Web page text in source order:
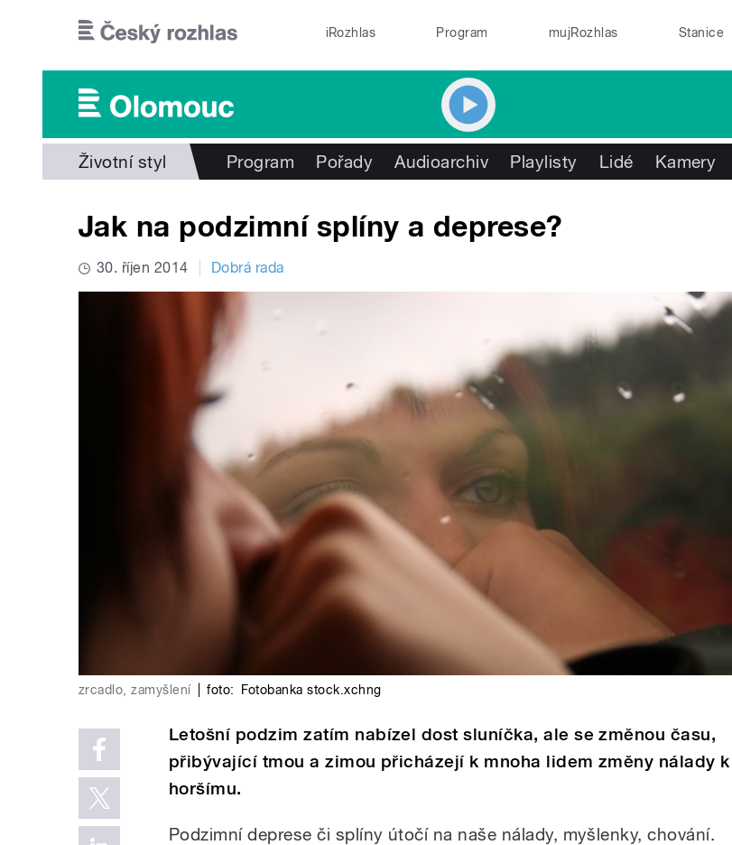
iRozhlas Program mujRozhlas Stanice
Životní styl Program Pořady Audioarchiv Playlisty Lidé Kamery
Jak na podzimní splíny a deprese?
30. říjen 2014 Dobrá rada
zrcadlo, zamyšlení foto: Fotobanka stock.xchng
Letošní podzim zatím nabízel dost sluníčka, ale se změnou času,
přibývající tmou a zimou přicházejí k mnoha lidem změny nálady k
horšímu.
Podzimní deprese či splíny útočí na naše nálady, myšlenky, chování.